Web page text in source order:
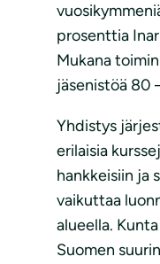
prosenttia
Mukana
jäsenistöä 80
Yhdistys
erilaisia
hankkeisiin ja
vaikuttaa
alueella.
Suomen